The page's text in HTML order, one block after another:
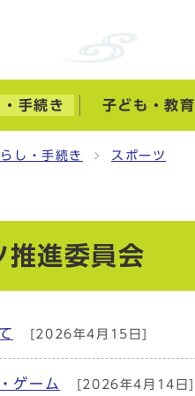
手続き 子ども・教育
し・手続き スポーツ
推進委員会
[2026年4月15日]
ゲーム [2026年4月14日]